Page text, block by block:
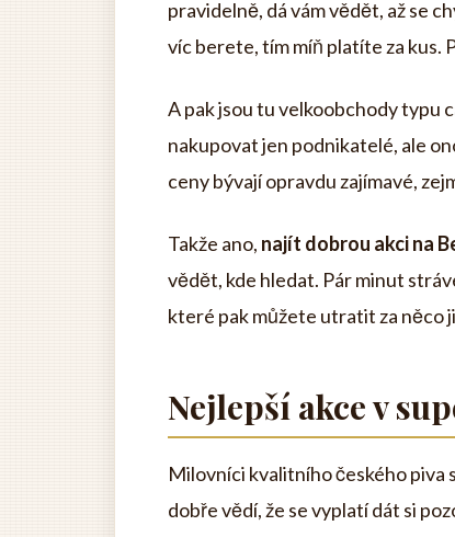
pravidelně, dá vám vědět, až se
víc berete, tím míň platíte za kus.
A pak jsou tu velkoobchody typu
nakupovat jen podnikatelé, ale
ceny bývají opravdu zajímavé,
Takže ano, najít dobrou akci na
vědět, kde hledat. Pár minut
které pak můžete utratit za něco
Nejlepší akce v
Milovníci kvalitního českého piva
dobře vědí, že se vyplatí dát si